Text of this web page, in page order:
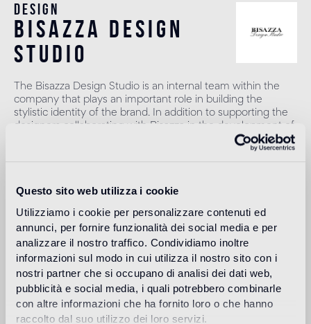
Questo sito web utilizza i cookie
Utilizziamo i cookie per personalizzare contenuti ed
annunci, per fornire funzionalità dei social media e per
analizzare il nostro traffico. Condividiamo inoltre
informazioni sul modo in cui utilizza il nostro sito con i
nostri partner che si occupano di analisi dei dati web,
pubblicità e social media, i quali potrebbero combinarle
con altre informazioni che ha fornito loro o che hanno
raccolto dal suo utilizzo dei loro servizi.
Design
bisazza design
studio
The Bisazza Design Studio is an internal team within the
company that plays an important role in building the
stylistic identity of the brand. In addition to supporting the
designers collaborating with Bisazza in the development of
new collections, it contributes to expanding the company's
Utilisation prévue
Sol intérieur
commerciali